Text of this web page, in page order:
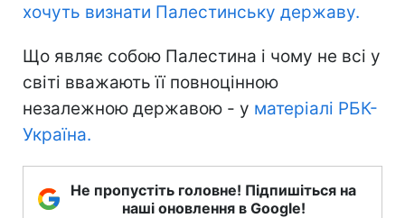
хочуть визнати Палестинську державу.
Що являє собою Палестина і чому не всі у
світі вважають її повноцінною
незалежною державою - у матеріалі РБК-
Україна.
Не пропустіть головне! Підпишіться на
наші оновлення в Google!